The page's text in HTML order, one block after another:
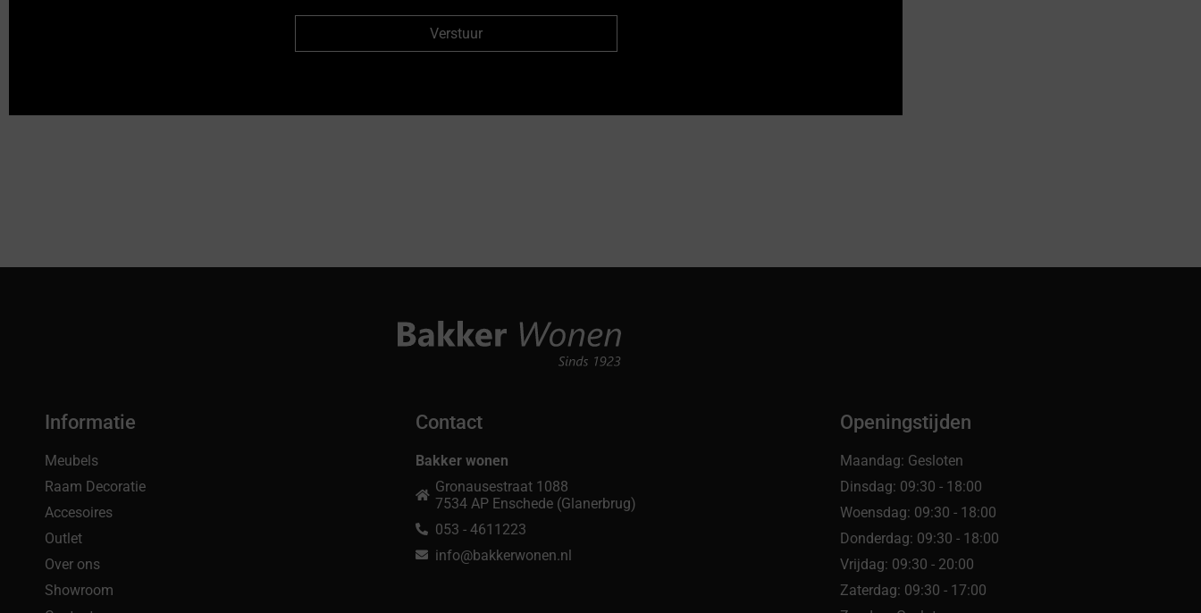
Verstuur
Informatie
Meubels
Raam Decoratie
Accesoires
Outlet
Over ons
Showroom
Contact
Bakker wonen
Gronausestraat 1088
7534 AP Enschede (Glanerbrug)
053 - 4611223
info@bakkerwonen.nl
Openingstijden
Maandag: Gesloten
Dinsdag: 09:30 - 18:00
Woensdag: 09:30 - 18:00
Donderdag: 09:30 - 18:00
Vrijdag: 09:30 - 20:00
Zaterdag: 09:30 - 17:00